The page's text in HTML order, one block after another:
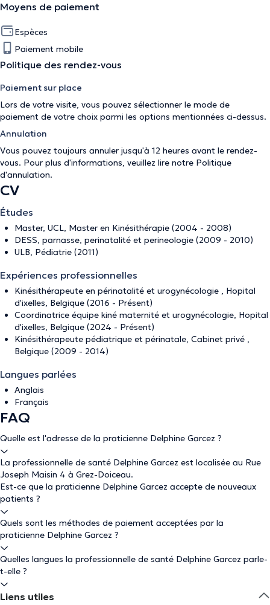
Moyens de paiement
Espèces
Paiement mobile
Politique des rendez-vous
Paiement sur place
Lors de votre visite, vous pouvez sélectionner le mode de
paiement de votre choix parmi les options mentionnées ci-dessus.
Annulation
Vous pouvez toujours annuler jusqu'à 12 heures avant le rendez-
vous. Pour plus d'informations, veuillez lire notre Politique
d'annulation.
CV
Études
Master, UCL, Master en Kinésithérapie (2004 - 2008)
DESS, parnasse, perinatalité et perineologie (2009 - 2010)
ULB, Pédiatrie (2011)
Expériences professionnelles
Kinésithérapeute en périnatalité et urogynécologie , Hopital
d'ixelles, Belgique (2016 - Présent)
Coordinatrice équipe kiné maternité et urogynécologie, Hopital
d'ixelles, Belgique (2024 - Présent)
Kinésithérapeute pédiatrique et périnatale, Cabinet privé ,
Belgique (2009 - 2014)
Langues parlées
Anglais
Français
FAQ
Quelle est l'adresse de la praticienne Delphine Garcez ?
La professionnelle de santé Delphine Garcez est localisée au Rue
Joseph Maisin 4 à Grez-Doiceau.
Est-ce que la praticienne Delphine Garcez accepte de nouveaux
patients ?
Quels sont les méthodes de paiement acceptées par la
praticienne Delphine Garcez ?
Quelles langues la professionnelle de santé Delphine Garcez parle-
t-elle ?
Liens utiles